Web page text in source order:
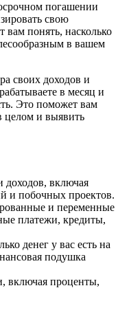
погашении
свою
понять, насколько
в вашем
своих доходов и
в месяц и
Это поможет вам
целом и выявить
доходов, включая
и побочных проектов.
и переменные
платежи, кредиты,
денег у вас есть на
подушка
включая проценты,